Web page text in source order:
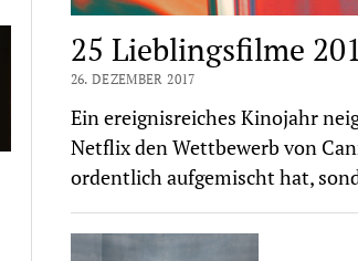
25 Lieblingsfilme
26. DEZEMBER 2017
Ein ereignisreiches Kinojahr
Netflix den Wettbewerb von
ordentlich aufgemischt hat,